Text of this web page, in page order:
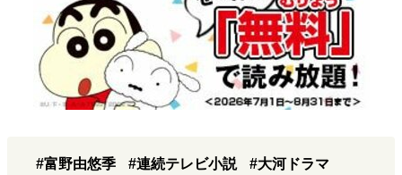
#富野由悠季 #連続テレビ小説
#大河ドラマ